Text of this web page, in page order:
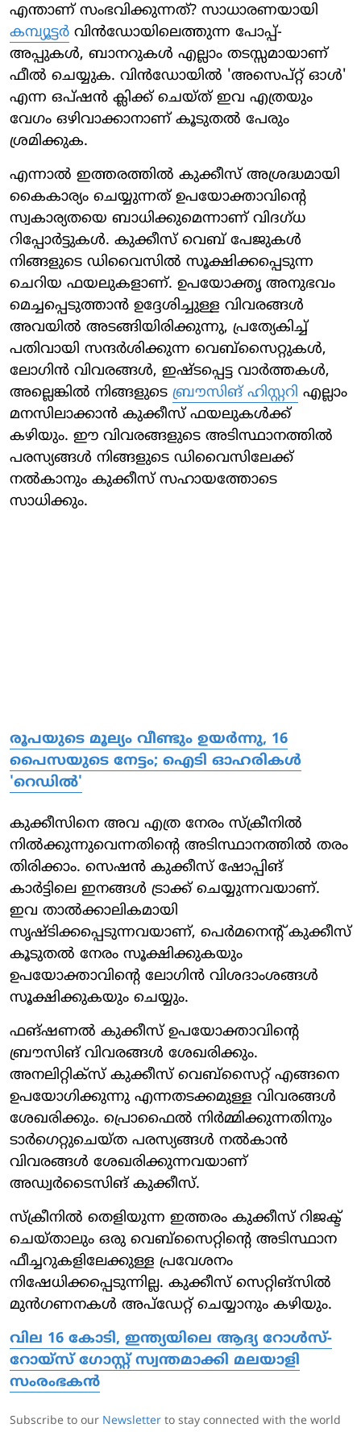
എന്താണ് സംഭവിക്കുന്നത്? സാധാരണയായി
കമ്പ്യൂട്ടര്‍ വിന്‍ഡോയിലെത്തുന്ന പോപ്പ്-
അപ്പുകള്‍, ബാനറുകള്‍ എല്ലാം തടസ്സമായാണ്
ഫീല്‍ ചെയ്യുക. വിന്‍ഡോയില്‍ 'അസെപ്റ്റ് ഓള്‍'
എന്ന ഒപ്ഷന്‍ ക്ലിക്ക് ചെയ്ത് ഇവ എത്രയും
വേഗം ഒഴിവാക്കാനാണ് കൂടുതല്‍ പേരും
ശ്രമിക്കുക.
എന്നാല്‍ ഇത്തരത്തില്‍ കുക്കീസ് അശ്രദ്ധമായി
കൈകാര്യം ചെയ്യുന്നത് ഉപയോക്താവിന്റെ
സ്വകാര്യതയെ ബാധിക്കുമെന്നാണ് വിദഗ്ധ
റിപ്പോര്‍ട്ടുകള്‍. കുക്കീസ് വെബ് പേജുകള്‍
നിങ്ങളുടെ ഡിവൈസില്‍ സൂക്ഷിക്കപ്പെടുന്ന
ചെറിയ ഫയലുകളാണ്. ഉപയോക്തൃ അനുഭവം
മെച്ചപ്പെടുത്താന്‍ ഉദ്ദേശിച്ചുള്ള വിവരങ്ങള്‍
അവയില്‍ അടങ്ങിയിരിക്കുന്നു, പ്രത്യേകിച്ച്
പതിവായി സന്ദര്‍ശിക്കുന്ന വെബ്സൈറ്റുകള്‍,
ലോഗിന്‍ വിവരങ്ങള്‍, ഇഷ്ടപ്പെട്ട വാര്‍ത്തകള്‍,
അല്ലെങ്കില്‍ നിങ്ങളുടെ ബ്രൗസിങ് ഹിസ്റ്ററി എല്ലാം
മനസിലാക്കാന്‍ കുക്കീസ് ഫയലുകള്‍ക്ക്
കഴിയും. ഈ വിവരങ്ങളുടെ അടിസ്ഥാനത്തില്‍
പരസ്യങ്ങള്‍ നിങ്ങളുടെ ഡിവൈസിലേക്ക്
നല്‍കാനും കുക്കീസ് സഹായത്തോടെ
സാധിക്കും.
രൂപയുടെ മൂല്യം വീണ്ടും ഉയര്‍ന്നു, 16
പൈസയുടെ നേട്ടം; ഐടി ഓഹരികള്‍
'റെഡില്‍'
കുക്കീസിനെ അവ എത്ര നേരം സ്‌ക്രീനില്‍
നില്‍ക്കുന്നുവെന്നതിന്റെ അടിസ്ഥാനത്തില്‍ തരം
തിരിക്കാം. സെഷന്‍ കുക്കീസ് ഷോപ്പിങ്
കാര്‍ട്ടിലെ ഇനങ്ങള്‍ ട്രാക്ക് ചെയ്യുന്നവയാണ്.
ഇവ താല്‍ക്കാലികമായി
സൃഷ്ടിക്കപ്പെടുന്നവയാണ്, പെര്‍മനെന്റ് കുക്കീസ്
കൂടുതല്‍ നേരം സൂക്ഷിക്കുകയും
ഉപയോക്താവിന്റെ ലോഗിന്‍ വിശദാംശങ്ങള്‍
സൂക്ഷിക്കുകയും ചെയ്യും.
ഫങ്ഷണല്‍ കുക്കീസ് ഉപയോക്താവിന്റെ
ബ്രൗസിങ് വിവരങ്ങള്‍ ശേഖരിക്കും.
അനലിറ്റിക്സ് കുക്കീസ് വെബ്സൈറ്റ് എങ്ങനെ
ഉപയോഗിക്കുന്നു എന്നതടക്കമുള്ള വിവരങ്ങള്‍
ശേഖരിക്കും. പ്രൊഫൈല്‍ നിര്‍മ്മിക്കുന്നതിനും
ടാര്‍ഗെറ്റുചെയ്ത പരസ്യങ്ങള്‍ നല്‍കാന്‍
വിവരങ്ങള്‍ ശേഖരിക്കുന്നവയാണ്
അഡ്വര്‍ടൈസിങ് കുക്കീസ്.
സ്‌ക്രീനില്‍ തെളിയുന്ന ഇത്തരം കുക്കീസ് റിജക്ട്
ചെയ്താലും ഒരു വെബ്‌സൈറ്റിന്റെ അടിസ്ഥാന
ഫീച്ചറുകളിലേക്കുള്ള പ്രവേശനം
നിഷേധിക്കപ്പെടുന്നില്ല. കുക്കീസ് സെറ്റിങ്‌സില്‍
മുന്‍ഗണനകള്‍ അപ്ഡേറ്റ് ചെയ്യാനും കഴിയും.
വില 16 കോടി, ഇന്ത്യയിലെ ആദ്യ റോള്‍സ്-
റോയ്‌സ് ഗോസ്റ്റ് സ്വന്തമാക്കി മലയാളി
സംരംഭകന്‍
Subscribe to our Newsletter to stay connected with the world